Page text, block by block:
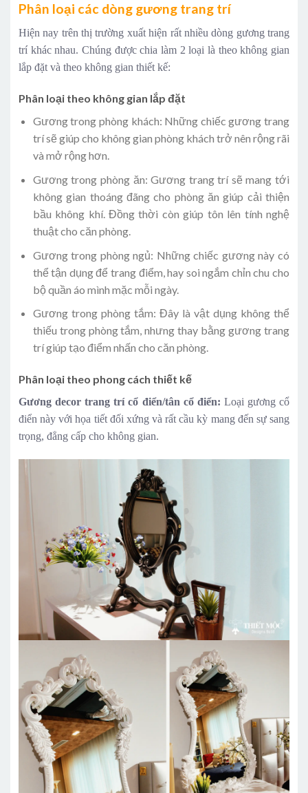
Phân loại các dòng gương trang trí
Hiện nay trên thị trường xuất hiện rất nhiều dòng gương trang
trí khác nhau. Chúng được chia làm 2 loại là theo không gian
lắp đặt và theo không gian thiết kế:
Phân loại theo không gian lắp đặt
Gương trong phòng khách: Những chiếc gương trang
trí sẽ giúp cho không gian phòng khách trở nên rộng rãi
và mở rộng hơn.
Gương trong phòng ăn: Gương trang trí sẽ mang tới
không gian thoáng đãng cho phòng ăn giúp cải thiện
bầu không khí. Đồng thời còn giúp tôn lên tính nghệ
thuật cho căn phòng.
Gương trong phòng ngủ: Những chiếc gương này có
thể tận dụng để trang điểm, hay soi ngắm chỉn chu cho
bộ quần áo mình mặc mỗi ngày.
Gương trong phòng tắm: Đây là vật dụng không thể
thiếu trong phòng tắm, nhưng thay bằng gương trang
trí giúp tạo điểm nhấn cho căn phòng.
Phân loại theo phong cách thiết kế
Gương decor trang trí cổ điển/tân cổ điển: Loại gương cổ
điển này với họa tiết đối xứng và rất cầu kỳ mang đến sự sang
trọng, đẳng cấp cho không gian.